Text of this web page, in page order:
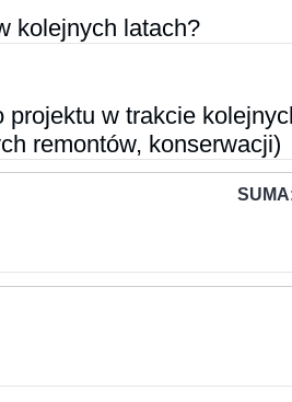
kolejnych latach?
w trakcie
remontów, konserwacji)
SUMA: